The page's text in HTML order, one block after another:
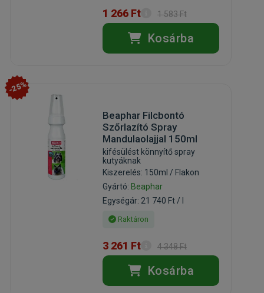
1 266 Ft 1 583 Ft
Kosárba
-25%
Beaphar Filcbontó
Szőrlazító Spray
Mandulaolajjal 150ml
kifésülést könnyítő spray
kutyáknak
Kiszerelés: 150ml / Flakon
Gyártó: Beaphar
Egységár: 21 740 Ft / l
Raktáron
3 261 Ft 4 348 Ft
Kosárba